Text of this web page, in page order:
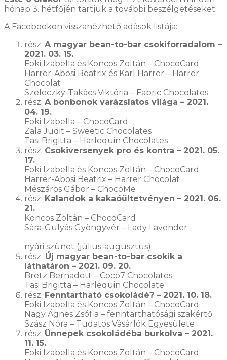
hónap 3. hétfőjén tartjuk a további beszélgetéseket.
A Facebookon visszanézhető adások listája:
rész: A magyar bean-to-bar csokiforradalom –
2021. 03. 15.
Foki Izabella és Koncos Zoltán – ChocoCard
Harrer-Abosi Beatrix és Karl Harrer – Harrer
Chocolat
Szeleczky-Takács Viktória – Fabric Chocolates
rész: A bonbonok varázslatos világa – 2021.
04. 19.
Foki Izabella – ChocoCard
Zala Judit – Sweetic Chocolates
Tasi Brigitta – Harlequin Chocolates
rész: Csokiversenyek pro és kontra – 2021. 05.
17.
Foki Izabella és Koncos Zoltán – ChocoCard
Harrer-Abosi Beatrix – Harrer Chocolat
Mészáros Gábor – ChocoMe
rész: Kalandok a kakaóültetvényen – 2021. 06.
21.
Koncos Zoltán – ChocoCard
Sára-Gulyás Gyöngyvér – Lady Lavender
nyári szünet (július-augusztus)
rész: Új magyar bean-to-bar csokik a
láthatáron – 2021. 09. 20.
Bretz Bernadett – Cocó7 Chocolates
Tasi Brigitta – Harlequin Chocolate
rész: Fenntartható csokoládé? – 2021. 10. 18.
Foki Izabella és Koncos Zoltán – ChocoCard
Nagy Ágnes Zsófia – fenntarthatósági szakértő
Szász Nóra – Tudatos Vásárlók Egyesülete
rész: Ünnepek csokoládéba burkolva – 2021.
11. 15.
Foki Izabella és Koncos Zoltán – ChocoCard